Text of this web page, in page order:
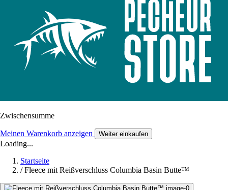
Zwischensumme
Meinen Warenkorb anzeigen Weiter einkaufen
Loading...
Startseite
/ Fleece mit Reißverschluss Columbia Basin Butte™